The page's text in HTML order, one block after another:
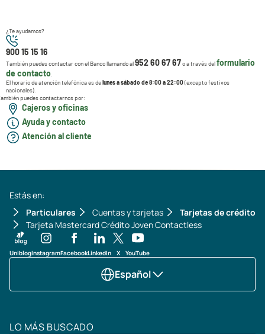
¿Te ayudamos?
900 15 15 16
También puedes contactar con el Banco llamando al952 60 67 67o a través delformulario
de contacto
El horario de atención telefónica es delunes a sábado de 8:00 a 22:00(excepto festivos
nacionales).
puedes contactarnos por:
Cajeros y oficinas
Ayuda y contacto
Atención al cliente
Estás en:
Particulares
Cuentas y tarjetas
Tarjetas de crédito
Tarjeta Mastercard Crédito Joven Contactless
UniblogInstagramFacebookLinkedIn X YouTube
Español
LO MÁS BUSCADO